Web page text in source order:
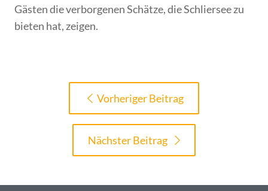
Gästen die verborgenen Schätze, die Schliersee zu
bieten hat, zeigen.
Vorheriger Beitrag
Nächster Beitrag